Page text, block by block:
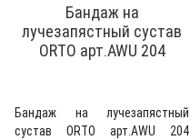
Бандаж на
лучезапястный сустав
ОRТО арт.AWU 204
Бандаж на лучезапястный
сустав ОRТО арт.AWU 204